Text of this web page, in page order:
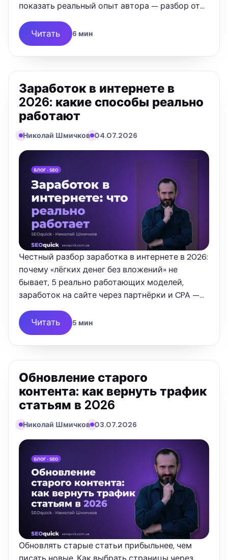
показать реальный опыт автора — разбор от
SEOquick.
Читать 6 мин
Заработок в интернете в
2026: какие способы реально
работают
Николай Шмичков 04.07.2026
Честный разбор заработка в интернете в 2026:
почему «лёгких денег без вложений» не
бывает, 5 реально работающих моделей,
заработок на сайте через партнёрки и CPA —
Читать 5 мин
Обновление старого
контента: как вернуть трафик
статьям в 2026
Николай Шмичков 03.07.2026
Обновлять старые статьи прибыльнее, чем